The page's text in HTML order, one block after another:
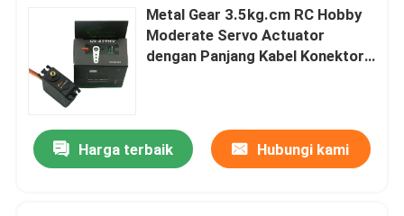
Metal Gear 3.5kg.cm RC Hobby
Moderate Servo Actuator
dengan Panjang Kabel Konektor
Harga terbaik Hubungi kami